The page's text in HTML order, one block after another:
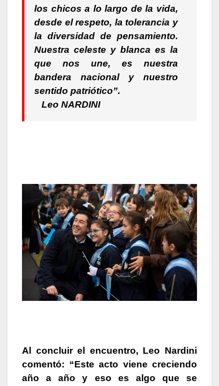
los chicos a lo largo de la vida,
desde el respeto, la tolerancia y
la diversidad de pensamiento.
Nuestra celeste y blanca es la
que nos une, es nuestra
bandera nacional y nuestro
sentido patriótico”.
Leo NARDINI
Al concluir el encuentro, Leo Nardini
comentó: “Este acto viene creciendo
año a año y eso es algo que se